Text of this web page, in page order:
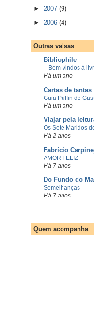
► 2007 (9)
► 2006 (4)
Outras valsas
Bibliophile
– Bem-vindos à
Há um ano
Cartas de tantas
Guia Puffin de
Há um ano
Viajar pela
Os Sete Maridos
Há 2 anos
Fabrício
AMOR FELIZ
Há 7 anos
Do Fundo do
Semelhanças
Há 7 anos
Quem acompanha